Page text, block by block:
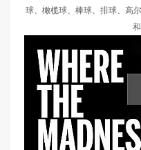
球、橄榄球、棒球、排球、高